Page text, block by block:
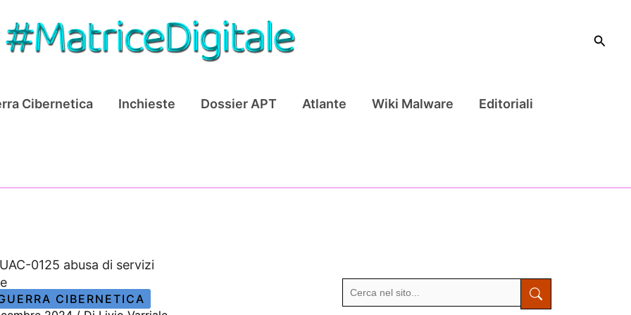
Cerca
Cibernetica Inchieste Dossier APT Atlante Wiki Malware Editoriali
UAC-0125 abusa di servizi
CIBERNETICA